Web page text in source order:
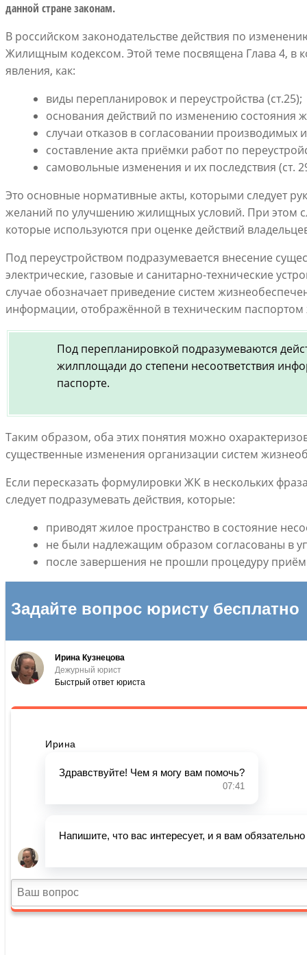
данной стране законам.
В российском законодательстве действия по
Жилищным кодексом. Этой теме посвящена Глава 4, в
явления, как:
виды перепланировок и переустройства (ст.25);
основания действий по изменению состояния
случаи отказов в согласовании
составление акта приёмки работ по
самовольные изменения и их последствия (ст.
Это основные нормативные акты, которыми следует
желаний по улучшению жилищных условий. При этом
которые используются при оценке действий
Под переустройством подразумевается внесение
электрические, газовые и санитарно-технические
случае обозначает приведение систем
информации, отображённой в техническим паспортом
Под перепланировкой подразумеваются
жилплощади до степени несоответствия
паспорте.
Таким образом, оба этих понятия можно
существенные изменения организации систем
Если пересказать формулировки ЖК в нескольких
следует подразумевать действия, которые:
приводят жилое пространство в состояние
не были надлежащим образом согласованы в
после завершения не прошли процедуру